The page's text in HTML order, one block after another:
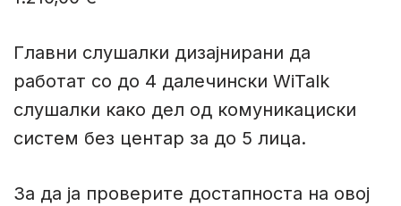
Главни слушалки дизајнирани да
работат со до 4 далечински WiTalk
слушалки како дел од комуникациски
систем без центар за до 5 лица.
За да ја проверите достапноста на овој